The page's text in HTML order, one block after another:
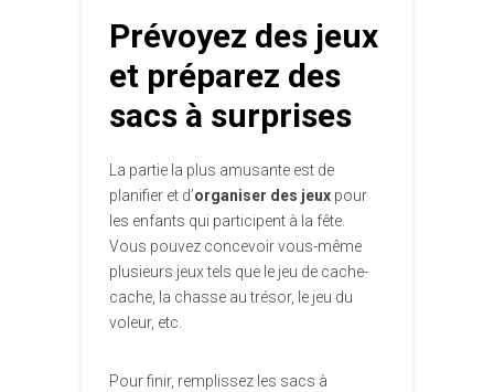
Prévoyez des jeux
et préparez des
sacs à surprises
La partie la plus amusante est de
planifier et d’organiser des jeux pour
les enfants qui participent à la fête.
Vous pouvez concevoir vous-même
plusieurs jeux tels que le jeu de cache-
cache, la chasse au trésor, le jeu du
voleur, etc.
Pour finir, remplissez les sacs à